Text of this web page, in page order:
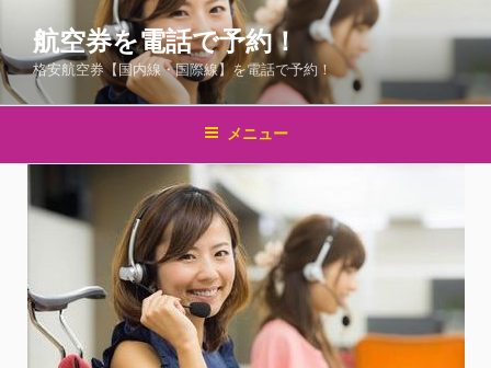
テ
ン
ス
航空券を電話で予約！
格安航空券【国内線・国際線】を電話で予約！
メニュー